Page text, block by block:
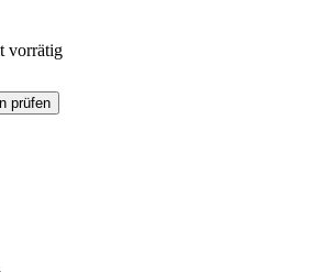
vorrätig
prüfen